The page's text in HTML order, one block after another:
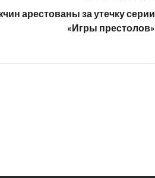
арестованы за утечку серии
«Игры престолов»